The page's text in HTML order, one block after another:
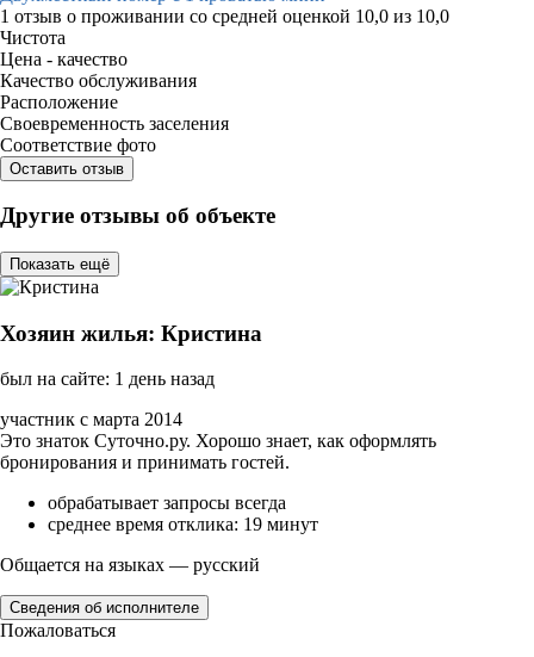
1 отзыв о проживании со средней оценкой 10,0 из 10,0
Чистота
Цена - качество
Качество обслуживания
Расположение
Своевременность заселения
Соответствие фото
Оставить отзыв
Другие отзывы об объекте
Показать ещё
Хозяин жилья: Кристина
был на сайте: 1 день назад
участник с марта 2014
Это знаток Суточно.ру. Хорошо знает, как оформлять
бронирования и принимать гостей.
обрабатывает запросы всегда
среднее время отклика: 19 минут
Общается на языках — русский
Сведения об исполнителе
Пожаловаться